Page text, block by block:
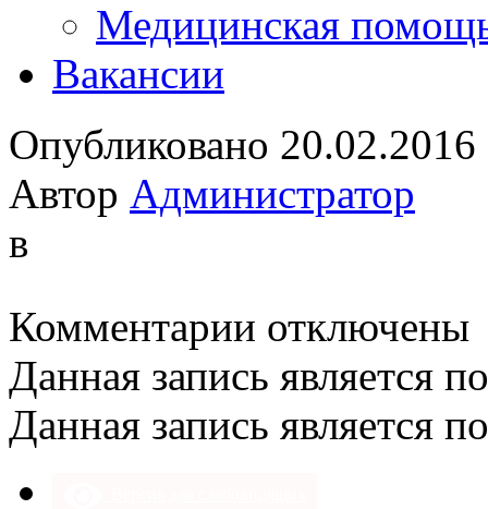
Медицинская
Вакансии
Опубликовано 20.02.2016
Автор Администратор
в
Комментарии записи
отключены
Данная запись является
Данная запись является